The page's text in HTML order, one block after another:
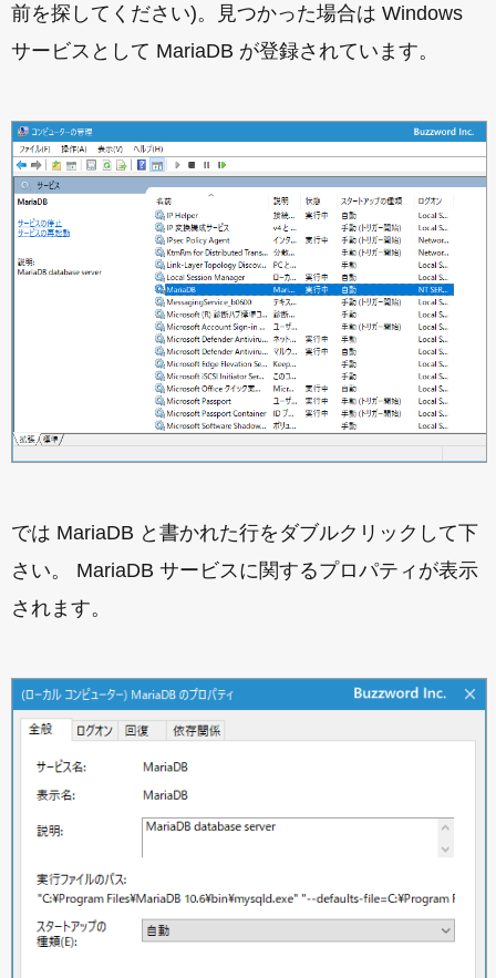
前を探してください)。見つかった場合は Windows
サービスとして MariaDB が登録されています。
では MariaDB と書かれた行をダブルクリックして下
さい。 MariaDB サービスに関するプロパティが表示
されます。